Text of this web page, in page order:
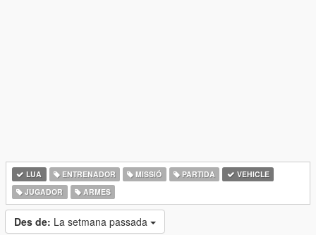
LUA ENTRENADOR MISSIÓ PARTIDA
VEHICLE
JUGADOR
ARMES
Des de: La setmana passada